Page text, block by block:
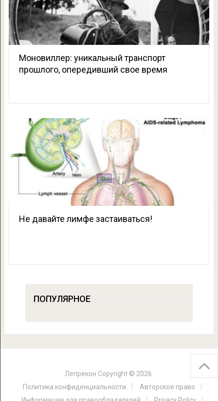
Моновиллер: уникальный транспорт
прошлого, опередивший свое время
Не давайте лимфе застаиваться!
ПОПУЛЯРНОЕ
Лепрекон Copyright © 2026.
Политика конфиденциальности
Авторское право